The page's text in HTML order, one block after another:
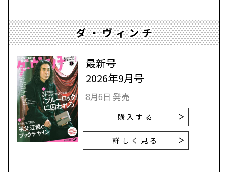
ダ・ヴィンチ
最新号
2026年9月号
8月6日 発売
購入する
詳しく見る